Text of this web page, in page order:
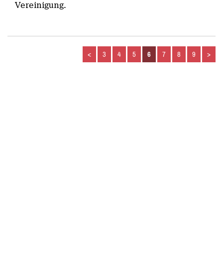
Vereinigung.
< 3 4 5 6 7 8 9 >